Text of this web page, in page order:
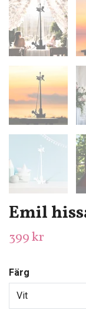
Emil
399 kr
Färg
Vit